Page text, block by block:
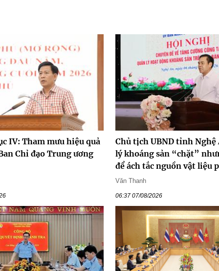
IV: Tham mưu hiệu quả
Chỉ đạo Trung ương
Chủ tịch UBND tỉnh Nghệ
lý khoáng sản “chặt”
để ách tắc nguồn vật liệu
Văn Thanh
06:37 07/08/2026